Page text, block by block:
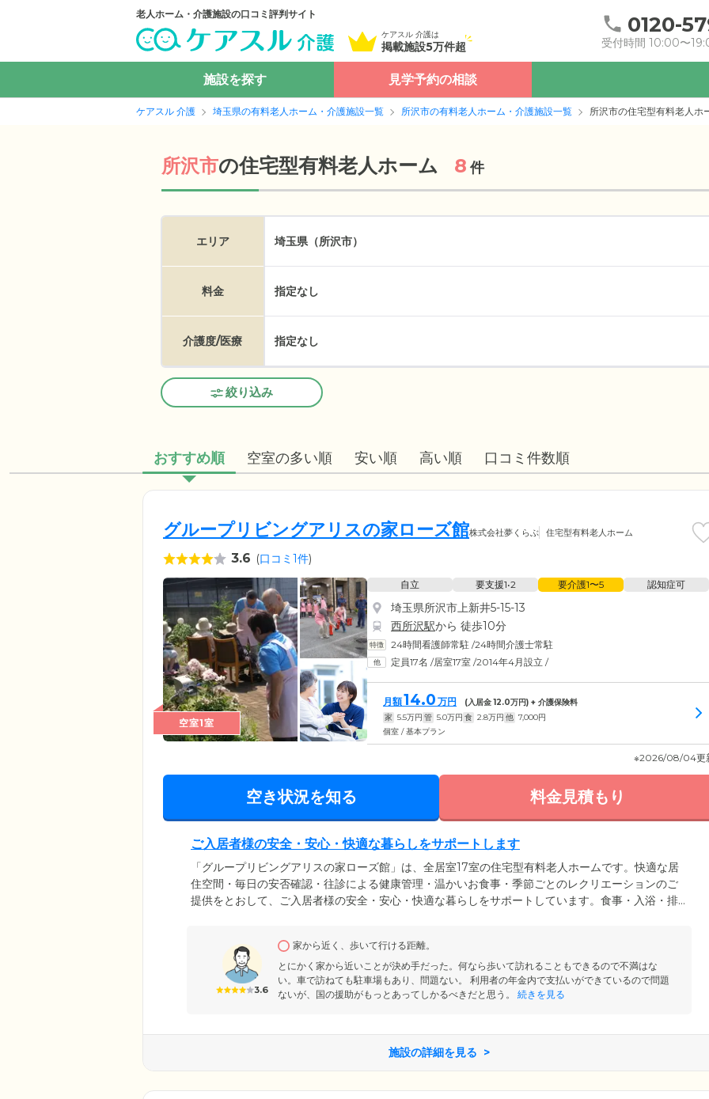
老人ホーム・介護施設の口コミ評判サイト
ケアスル 介護は
掲載施設5万件超
0120-
受付時間 10:00〜
施設を探す 見学予約の相談
ケアスル 介護 埼玉県の有料老人ホーム・介護施設一覧 所沢市の有料老人ホーム・介護施設一覧 所沢市の住宅型有料老人ホ
所沢市の住宅型有料老人ホーム 8 件
エリア 埼玉県（所沢市）
料金 指定なし
介護度/医療 指定なし
絞り込み
おすすめ順 空室の多い順 安い順 高い順 口コミ件数順
グループリビングアリスの家ローズ館株式会社夢くらぶ 住宅型有料老人ホーム
3.6 (口コミ1件)
空室1室
自立 要支援1•2 要介護1〜5 認知症可
埼玉県所沢市上新井5-15-13
西所沢駅から 徒歩10分
24時間看護師常駐 /24時間介護士常駐
定員17名 /居室17室 /2014年4月設立 /
月額14.0 万円 (入居金12.0万円) + 介護保険料
家 5.5万円 管 5.0万円 食 2.8万円 他 7,000円
個室 / 基本プラン
※2026/08/04更
空き状況を知る 料金見積もり
ご入居者様の安全・安心・快適な暮らしをサポートします
「グループリビングアリスの家ローズ館」は、全居室17室の住宅型有料老人ホームです。快適な居
住空間・毎日の安否確認・往診による健康管理・温かいお食事・季節ごとのレクリエーションのご
提供をとおして、ご入居者様の安全・安心・快適な暮らしをサポートしています。食事・入浴・排
談ください。また、施設らしくないオシャレな洋館デザインも大きな魅力。ご入居者様をはじめ、
訪れるご家族様も、幸せな気持ちでお過ごしいただいております。
3.6
家から近く、歩いて行ける距離。
とにかく家から近いことが決め手だった。何なら歩いて訪れることもできるので不満はな
い。車で訪ねても駐車場もあり、問題ない。 利用者の年金内で支払いができているので問題
ないが、国の援助がもっとあってしかるべきだと思う。
続きを見る
施設の詳細を見る